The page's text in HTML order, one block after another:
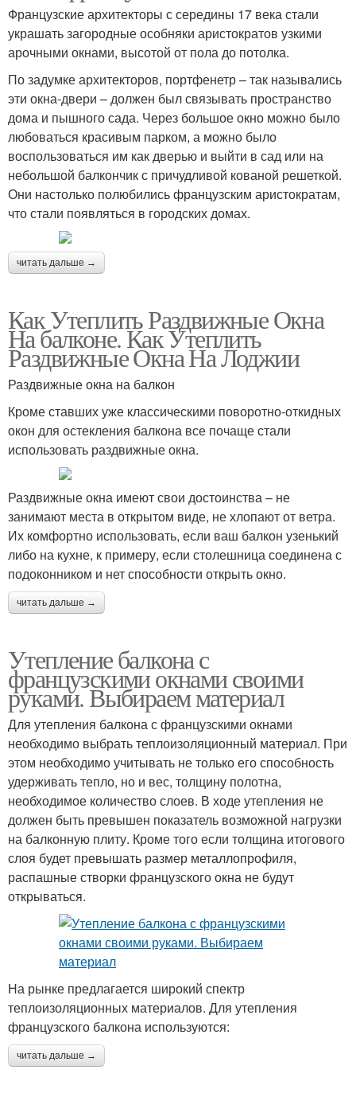
Французские архитекторы с середины 17 века стали
украшать загородные особняки аристократов узкими
арочными окнами, высотой от пола до потолка.
По задумке архитекторов, портфенетр – так назывались
эти окна-двери – должен был связывать пространство
дома и пышного сада. Через большое окно можно было
любоваться красивым парком, а можно было
воспользоваться им как дверью и выйти в сад или на
небольшой балкончик с причудливой кованой решеткой.
Они настолько полюбились французским аристократам,
что стали появляться в городских домах.
читать дальше →
Как Утеплить Раздвижные Окна
На балконе. Как Утеплить
Раздвижные Окна На Лоджии
Раздвижные окна на балкон
Кроме ставших уже классическими поворотно-откидных
окон для остекления балкона все почаще стали
использовать раздвижные окна.
Раздвижные окна имеют свои достоинства – не
занимают места в открытом виде, не хлопают от ветра.
Их комфортно использовать, если ваш балкон узенький
либо на кухне, к примеру, если столешница соединена с
подоконником и нет способности открыть окно.
читать дальше →
Утепление балкона с
французскими окнами своими
руками. Выбираем материал
Для утепления балкона с французскими окнами
необходимо выбрать теплоизоляционный материал. При
этом необходимо учитывать не только его способность
удерживать тепло, но и вес, толщину полотна,
необходимое количество слоев. В ходе утепления не
должен быть превышен показатель возможной нагрузки
на балконную плиту. Кроме того если толщина итогового
слоя будет превышать размер металлопрофиля,
распашные створки французского окна не будут
открываться.
На рынке предлагается широкий спектр
теплоизоляционных материалов. Для утепления
французского балкона используются:
читать дальше →